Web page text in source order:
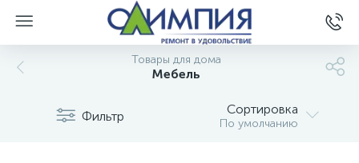
Товары для дома
Мебель
Фильтр Сортировка
По умолчанию